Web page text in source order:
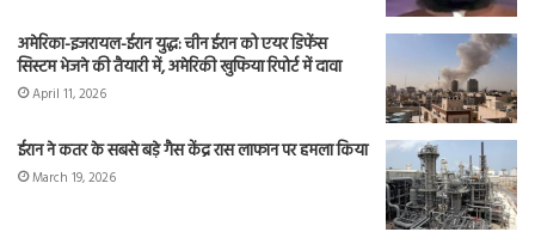
अमेरिका-इजरायल-ईरान युद्ध: चीन ईरान को एयर डिफेंस
सिस्टम भेजने की तैयारी में, अमेरिकी खुफिया रिपोर्ट में दावा
April 11, 2026
ईरान ने कतर के सबसे बड़े गैस केंद्र रास लाफान पर हमला किया
March 19, 2026